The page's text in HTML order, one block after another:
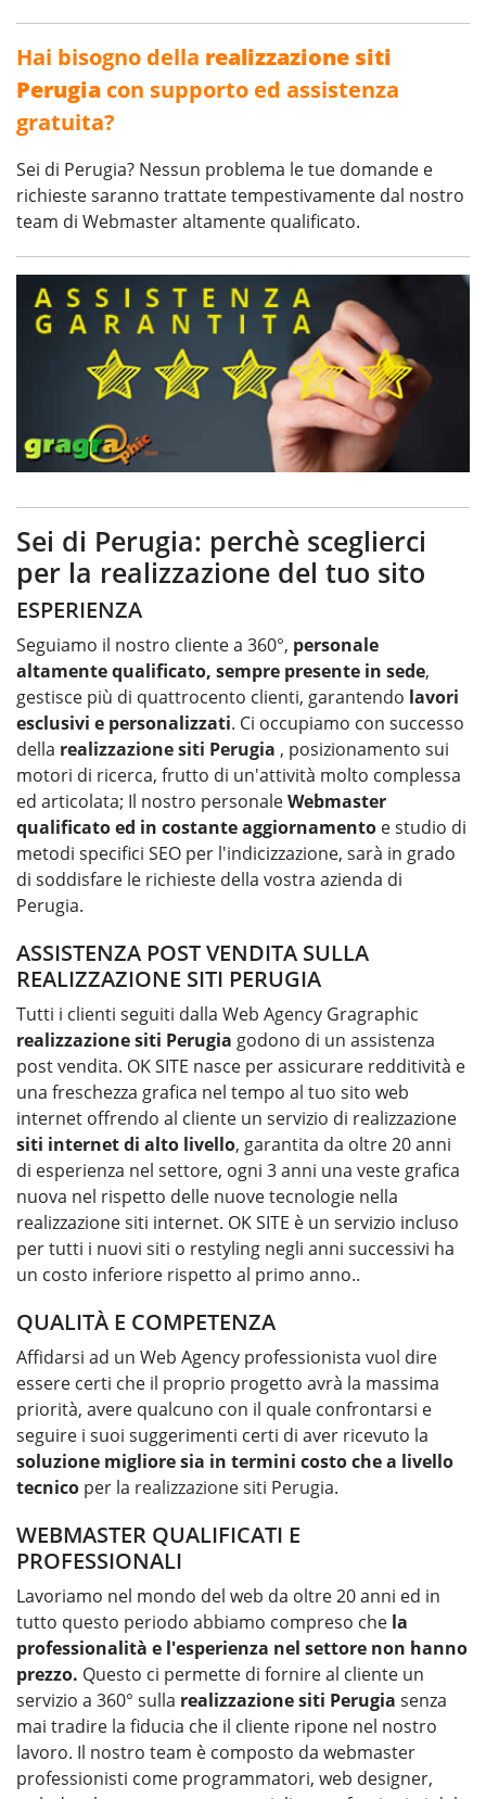
Hai bisogno della realizzazione siti
Perugia con supporto ed assistenza
gratuita?
Sei di Perugia? Nessun problema le tue domande e
richieste saranno trattate tempestivamente dal nostro
team di Webmaster altamente qualificato.
Sei di Perugia: perchè sceglierci
per la realizzazione del tuo sito
ESPERIENZA
Seguiamo il nostro cliente a 360°, personale
altamente qualificato, sempre presente in sede,
gestisce più di quattrocento clienti, garantendo lavori
esclusivi e personalizzati. Ci occupiamo con successo
della realizzazione siti Perugia , posizionamento sui
motori di ricerca, frutto di un'attività molto complessa
ed articolata; Il nostro personaleWebmaster
qualificato ed in costante aggiornamento e studio di
metodi specifici SEO per l'indicizzazione, sarà in grado
di soddisfare le richieste della vostra azienda di
Perugia.
ASSISTENZA POST VENDITA SULLA
REALIZZAZIONE SITI PERUGIA
Tutti i clienti seguiti dalla Web Agency Gragraphic
realizzazione siti Perugia godono di un assistenza
post vendita. OK SITE nasce per assicurare redditività e
una freschezza grafica nel tempo al tuo sito web
internet offrendo al cliente un servizio di realizzazione
siti internet di alto livello, garantita da oltre 20 anni
di esperienza nel settore, ogni 3 anni una veste grafica
nuova nel rispetto delle nuove tecnologie nella
realizzazione siti internet. OK SITE è un servizio incluso
per tutti i nuovi siti o restyling negli anni successivi ha
un costo inferiore rispetto al primo anno..
QUALITÀ E COMPETENZA
Affidarsi ad un Web Agency professionista vuol dire
essere certi che il proprio progetto avrà la massima
priorità, avere qualcuno con il quale confrontarsi e
seguire i suoi suggerimenti certi di aver ricevuto la
soluzione migliore sia in termini costo che a livello
tecnico per la realizzazione siti Perugia.
WEBMASTER QUALIFICATI E
PROFESSIONALI
Lavoriamo nel mondo del web da oltre 20 anni ed in
tutto questo periodo abbiamo compreso che la
professionalità e l'esperienza nel settore non hanno
prezzo. Questo ci permette di fornire al cliente un
servizio a 360° sulla realizzazione siti Perugia senza
mai tradire la fiducia che il cliente ripone nel nostro
lavoro. Il nostro team è composto da webmaster
professionisti come programmatori, web designer,